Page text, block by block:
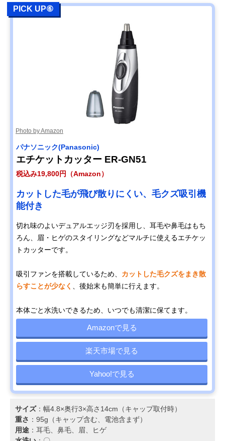
PICK UP⑥
Photo by Amazon
パナソニック(Panasonic)
エチケットカッター ER-GN51
税込み19,800円（Amazon）
カットした毛が飛び散りにくい、毛クズ吸引機
能付き
切れ味のよいデュアルエッジ刃を採用し、耳毛や鼻毛はもち
ろん、眉・ヒゲのスタイリングなどマルチに使えるエチケッ
トカッターです。
吸引ファンを搭載しているため、 カットした毛クズをまき散
らすことが少なく
、後始末も簡単に行えます。
本体ごと水洗いできるため、いつでも清潔に保てます。
Amazonで見る
楽天市場で見る
Yahoo!で見る
サイズ：幅4.8×奥行3×高さ14cm（キャップ取付時）
重さ ：95g（キャップ含む、電池含まず）
用途 ：耳毛、鼻毛、眉、ヒゲ